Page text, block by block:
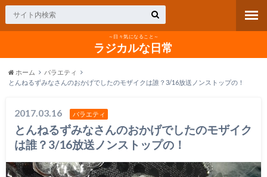
～日々気になること～
ラジカルな日常
ホーム
バラエティ
とんねるずみなさんのおかげでしたのモザイクは誰？3/16放送ノンストップの！
2017.03.16 バラエティ
とんねるずみなさんのおかげでしたのモザイク
は誰？3/16放送ノンストップの！